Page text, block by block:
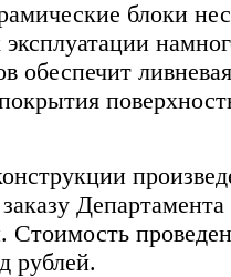
блоки
обеспечит
Департамента
Стоимость
рублей.